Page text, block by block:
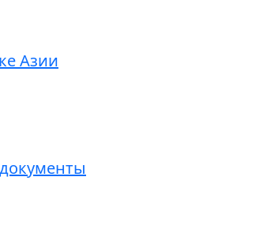
Азии